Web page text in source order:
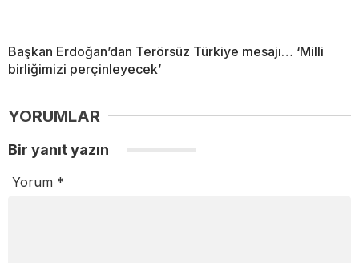
Başkan Erdoğan’dan Terörsüz Türkiye mesajı… ‘Milli
birliğimizi perçinleyecek’
YORUMLAR
Bir yanıt yazın
Yorum *